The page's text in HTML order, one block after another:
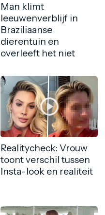
Man klimt
leeuwenverblijf in
Braziliaanse
dierentuin en
overleeft het niet
Realitycheck: Vrouw
toont verschil tussen
Insta-look en realiteit